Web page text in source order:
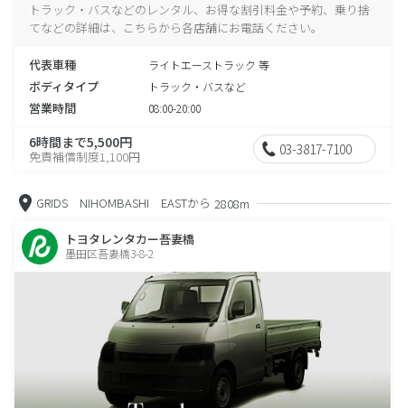
トラック・バスなどのレンタル、お得な割引料金や予約、乗り捨
てなどの詳細は、こちらから各店舗にお電話ください。
代表車種 ライトエーストラック 等
ボディタイプ トラック・バスなど
営業時間 08:00-20:00
6時間まで5,500円
免責補償制度1,100円 03-3817-7100
GRIDS NIHOMBASHI EASTから 2808m
トヨタレンタカー吾妻橋
墨田区吾妻橋3-8-2